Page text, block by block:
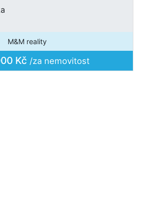
M&M reality
Kč /za nemovitost